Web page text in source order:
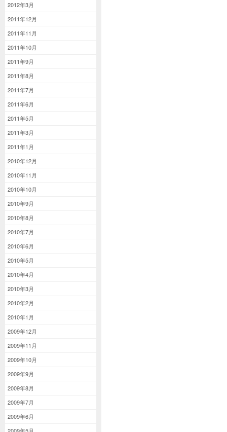
2012年3月
2011年12月
2011年11月
2011年10月
2011年9月
2011年8月
2011年7月
2011年6月
2011年5月
2011年3月
2011年1月
2010年12月
2010年11月
2010年10月
2010年9月
2010年8月
2010年7月
2010年6月
2010年5月
2010年4月
2010年3月
2010年2月
2010年1月
2009年12月
2009年11月
2009年10月
2009年9月
2009年8月
2009年7月
2009年6月